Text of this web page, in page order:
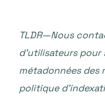
TLDR—Nous
d’utilisateurs pour
métadonnées des
politique